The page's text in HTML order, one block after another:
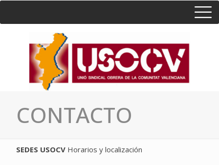
CONTACTO
SEDES USOCV Horarios y localización